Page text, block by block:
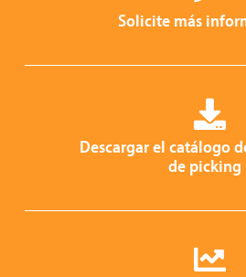
Solicite más
Descargar el catálogo
de picking